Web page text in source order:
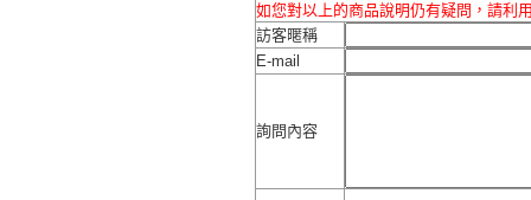
如您對以上的商品說明仍有疑問，請利
訪客暱稱
E-mail
詢問內容